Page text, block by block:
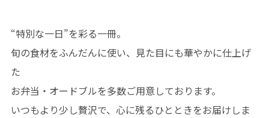
“特別な一日”を彩る一冊。
旬の食材をふんだんに使い、見た目にも華やかに仕上げ
た
お弁当・オードブルを多数ご用意しております。
いつもより少し贅沢で、心に残るひとときをお届けしま